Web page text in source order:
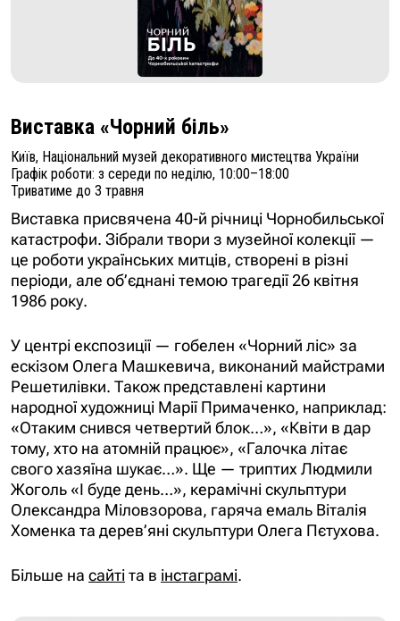
Виставка «Чорний біль»
Київ, Національний музей декоративного мистецтва України
Графік роботи: з середи по неділю, 10:00–18:00
Триватиме до 3 травня
Виставка присвячена 40-й річниці Чорнобильської
катастрофи. Зібрали твори з музейної колекції —
це роботи українських митців, створені в різні
періоди, але об’єднані темою трагедії 26 квітня
1986 року.
У центрі експозиції — гобелен «Чорний ліс» за
ескізом Олега Машкевича, виконаний майстрами
Решетилівки. Також представлені картини
народної художниці Марії Примаченко, наприклад:
«Отаким снився четвертий блок…», «Квіти в дар
тому, хто на атомній працює», «Галочка літає
свого хазяїна шукає…». Ще — триптих Людмили
Жоголь «І буде день…», керамічні скульптури
Олександра Міловзорова, гаряча емаль Віталія
Хоменка та дерев’яні скульптури Олега Пєтухова.
Більше на сайтіта в інстаграмі.